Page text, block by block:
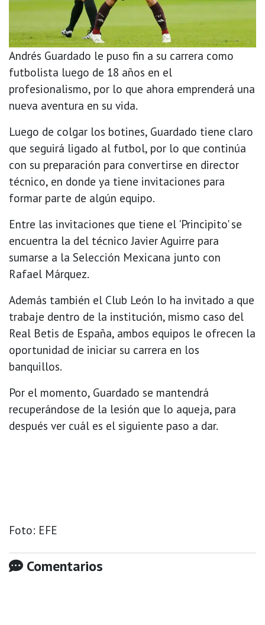
Andrés Guardado le puso fin a su carrera como
futbolista luego de 18 años en el
profesionalismo, por lo que ahora emprenderá una
nueva aventura en su vida.
Luego de colgar los botines, Guardado tiene claro
que seguirá ligado al futbol, por lo que continúa
con su preparación para convertirse en director
técnico, en donde ya tiene invitaciones para
formar parte de algún equipo.
Entre las invitaciones que tiene el 'Principito' se
encuentra la del técnico Javier Aguirre para
sumarse a la Selección Mexicana junto con
Rafael Márquez.
Además también el Club León lo ha invitado a que
trabaje dentro de la institución, mismo caso del
Real Betis de España, ambos equipos le ofrecen la
oportunidad de iniciar su carrera en los
banquillos.
Por el momento, Guardado se mantendrá
recuperándose de la lesión que lo aqueja, para
después ver cuál es el siguiente paso a dar.
Foto: EFE
Comentarios